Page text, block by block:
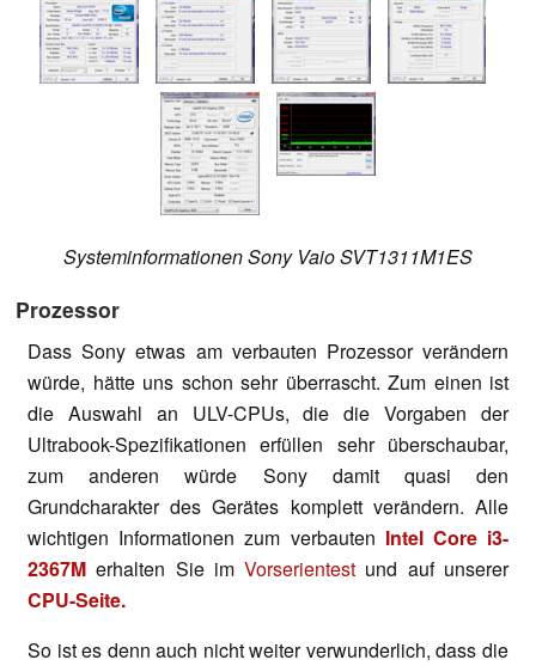
Systeminformationen Sony Vaio SVT1311M1ES
Prozessor
Dass Sony etwas am verbauten Prozessor verändern
würde, hätte uns schon sehr überrascht. Zum einen ist
die Auswahl an ULV-CPUs, die die Vorgaben der
Ultrabook-Spezifikationen erfüllen sehr überschaubar,
zum anderen würde Sony damit quasi den
Grundcharakter des Gerätes komplett verändern. Alle
wichtigen Informationen zum verbauten Intel Core i3-
2367M erhalten Sie imVorserientest und auf unserer
CPU-Seite.
So ist es denn auch nicht weiter verwunderlich, dass die